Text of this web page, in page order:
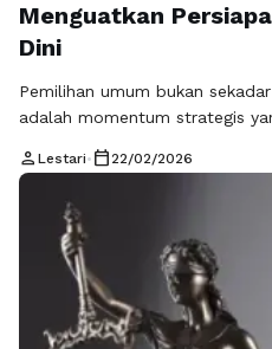
Menguatkan
Dini
Pemilihan umum bukan
adalah momentum strategis
berbicara tentang
terstruktur, dan dijalankan
ingin memenangkan kontestasi
keberhasilan bukan hasil kerja …
person Lestari• calendar_today 22/02/2026